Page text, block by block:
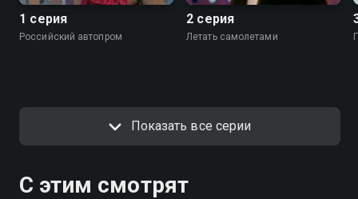
1 серия
Российский автопром
2 серия
Летать самолетами
Показать все серии
С этим смотрят